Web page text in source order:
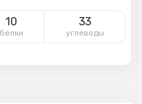
10
белки
33
углеводы